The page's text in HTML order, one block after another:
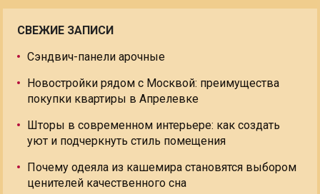
СВЕЖИЕ ЗАПИСИ
Сэндвич-панели арочные
Новостройки рядом с Москвой: преимущества
покупки квартиры в Апрелевке
Шторы в современном интерьере: как создать
уют и подчеркнуть стиль помещения
Почему одеяла из кашемира становятся выбором
ценителей качественного сна